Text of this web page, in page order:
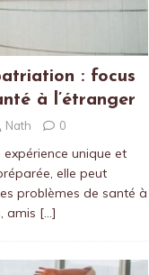
: focus
à l’étranger
Nath 0
unique et
elle peut
problèmes de santé à
amis […]